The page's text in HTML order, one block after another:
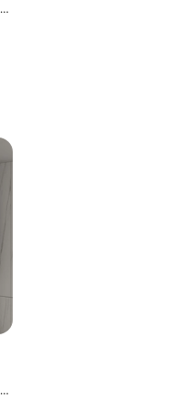
Подвесная тумба в ванную комнату Ментон-2
Шкаф в ванную комнату Ментон-2 подвесной с зеркалом